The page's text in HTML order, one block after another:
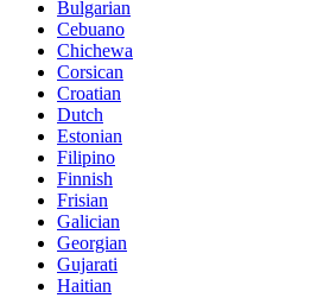
Bulgarian
Cebuano
Chichewa
Corsican
Croatian
Dutch
Estonian
Filipino
Finnish
Frisian
Galician
Georgian
Gujarati
Haitian